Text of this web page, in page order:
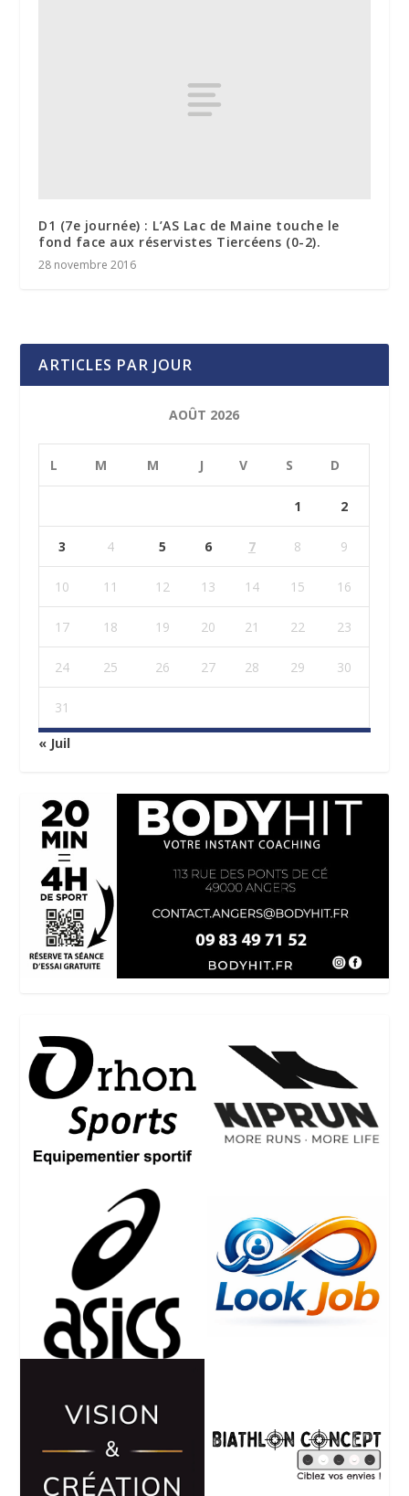
D1 (7e journée) : L’AS Lac de Maine touche le
fond face aux réservistes Tiercéens (0-2).
28 novembre 2016
ARTICLES PAR JOUR
AOÛT 2026
L M M J V S D
1 2
3 4 5 6 7 8 9
10 11 12 13 14 15 16
17 18 19 20 21 22 23
24 25 26 27 28 29 30
31
« Juil